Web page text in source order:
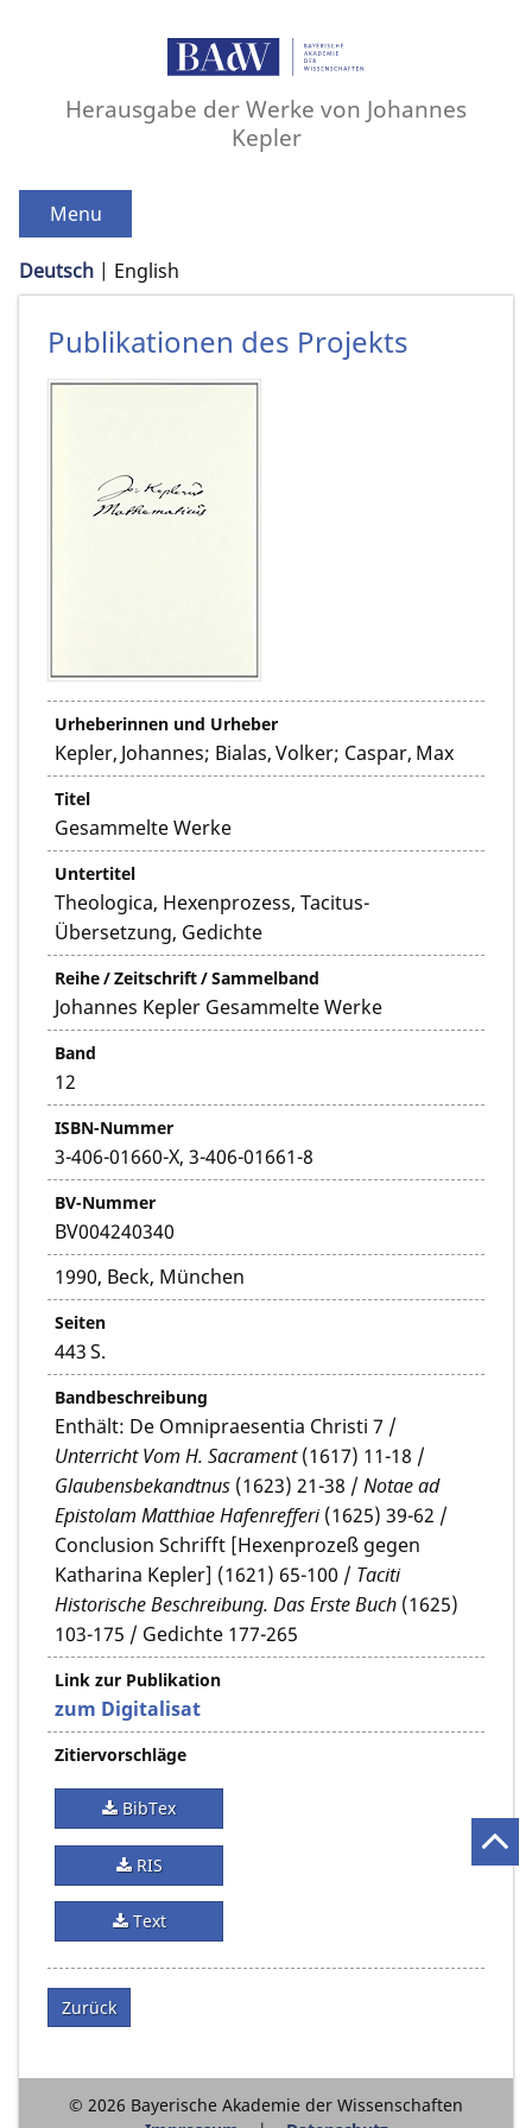
Herausgabe der Werke von Johannes
Kepler
Menu
Deutsch English
Publikationen des Projekts
Urheberinnen und Urheber
Kepler, Johannes; Bialas, Volker; Caspar, Max
Titel
Gesammelte Werke
Untertitel
Theologica, Hexenprozess, Tacitus-
Übersetzung, Gedichte
Reihe / Zeitschrift / Sammelband
Johannes Kepler Gesammelte Werke
Band
12
ISBN-Nummer
3-406-01660-X, 3-406-01661-8
BV-Nummer
BV004240340
1990, Beck, München
Seiten
443 S.
Bandbeschreibung
Enthält: De Omnipraesentia Christi 7 /
Unterricht Vom H. Sacrament(1617) 11-18 /
Glaubensbekandtnus (1623) 21-38 / Notae ad
Epistolam Matthiae Hafenrefferi(1625) 39-62 /
Conclusion Schrifft [Hexenprozeß gegen
Katharina Kepler] (1621) 65-100 / Taciti
Historische Beschreibung. Das Erste Buch (1625)
103-175 / Gedichte 177-265
Link zur Publikation
zum Digitalisat
Zitiervorschläge
BibTex
RIS
Text
Zurück
© 2026 Bayerische Akademie der Wissenschaften